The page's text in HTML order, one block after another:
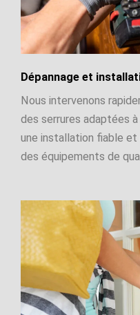
Dépannage et
Nous intervenons
des serrures adaptées
une installation fiable
des équipements de